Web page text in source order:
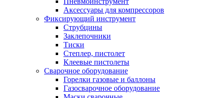
Аксессуары для компрессоров
Фиксирующий инструмент
Струбцины
Заклепочники
Тиски
Степлер, пистолет
Клеевые пистолеты
Сварочное оборудование
Горелки газовые и баллоны
Газосварочное оборудование